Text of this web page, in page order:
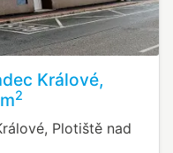
Králové,
2
Plotiště nad